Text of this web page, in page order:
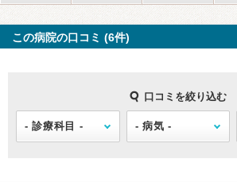
この病院の口コミ (6件)
口コミを絞り込む